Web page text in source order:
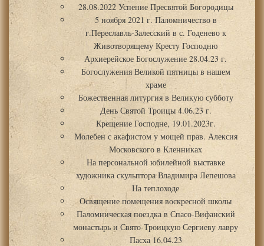
28.08.2022 Успение Пресвятой Богородицы
5 ноября 2021 г. Паломничество в
г.Переславль-Залесский в с. Годенево к
Животворящему Кресту Господню
Архиерейское Богослужение 28.04.23 г.
Богослужения Великой пятницы в нашем
храме
Божественная литургия в Великую субботу
День Святой Троицы 4.06.23 г.
Крещение Господне, 19.01.2023г.
Молебен с акафистом у мощей прав. Алексия
Московского в Кленниках
На персональной юбилейной выставке
художника скульптора Владимира Лепешова
На теплоходе
Освящение помещения воскресной школы
Паломническая поездка в Спасо-Вифанский
монастырь и Свято-Троицкую Сергиеву лавру
Пасха 16.04.23